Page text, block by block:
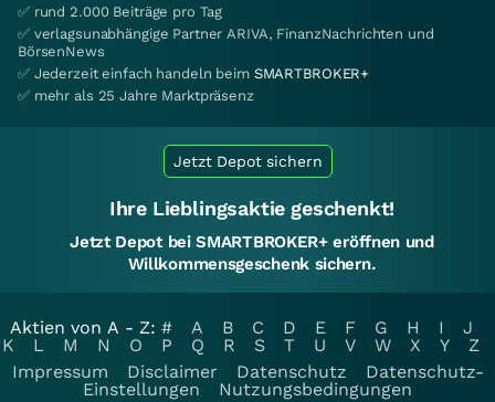
✅ rund 2.000 Beiträge pro Tag
✅ verlagsunabhängige Partner ARIVA, FinanzNachrichten und
BörsenNews
✅ Jederzeit einfach handeln beim SMARTBROKER+
✅ mehr als 25 Jahre Marktpräsenz
Jetzt Depot sichern
Ihre Lieblingsaktie geschenkt!
Jetzt Depot bei SMARTBROKER+ eröffnen und
Willkommensgeschenk sichern.
Aktien von A - Z: # A B C D E F G H I
J
K
L M N O P Q R S T U V W X Y
Z
Impressum
Disclaimer Datenschutz
Datenschutz-
Einstellungen
Nutzungsbedingungen